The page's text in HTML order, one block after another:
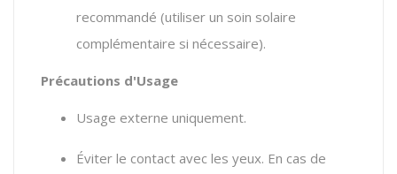
recommandé (utiliser un soin solaire
complémentaire si nécessaire).
Précautions d'Usage
Usage externe uniquement.
Éviter le contact avec les yeux. En cas de